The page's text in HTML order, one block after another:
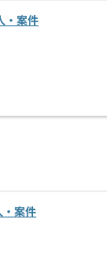
・案件
・案件